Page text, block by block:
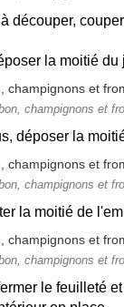
découper,
la moitié du
champignons et
déposer la
champignons et
la moitié de
champignons et
le feuilleté